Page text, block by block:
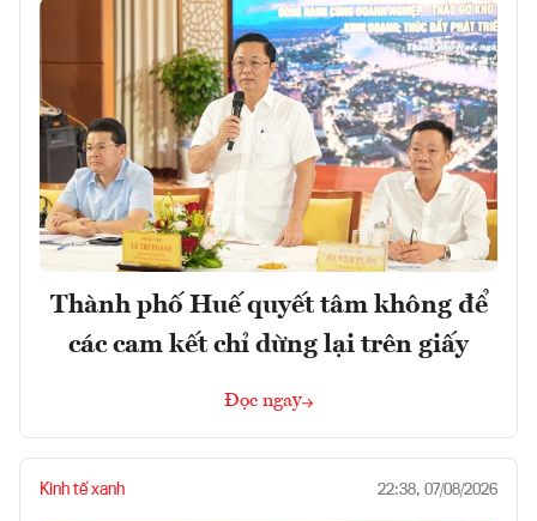
Thành phố Huế quyết tâm không để
các cam kết chỉ dừng lại trên giấy
Đọc ngay
Kinh tế xanh 22:38, 07/08/2026